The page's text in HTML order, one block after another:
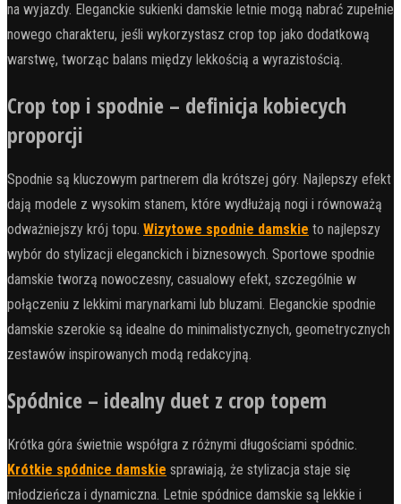
na wyjazdy. Eleganckie sukienki damskie letnie mogą nabrać zupełnie
nowego charakteru, jeśli wykorzystasz crop top jako dodatkową
warstwę, tworząc balans między lekkością a wyrazistością.
Crop top i spodnie – definicja kobiecych
proporcji
Spodnie są kluczowym partnerem dla krótszej góry. Najlepszy efekt
dają modele z wysokim stanem, które wydłużają nogi i równoważą
odważniejszy krój topu. Wizytowe spodnie damskie to najlepszy
wybór do stylizacji eleganckich i biznesowych. Sportowe spodnie
damskie tworzą nowoczesny, casualowy efekt, szczególnie w
połączeniu z lekkimi marynarkami lub bluzami. Eleganckie spodnie
damskie szerokie są idealne do minimalistycznych, geometrycznych
zestawów inspirowanych modą redakcyjną.
Spódnice – idealny duet z crop topem
Krótka góra świetnie współgra z różnymi długościami spódnic.
Krótkie spódnice damskie sprawiają, że stylizacja staje się
młodzieńcza i dynamiczna. Letnie spódnice damskie są lekkie i